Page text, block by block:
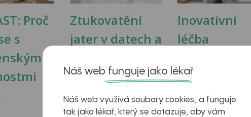
Proč
s
Ztukovatění
jater v datech a
Inovativní
léčba
naděje pro ty,
kteří ji...
Náš web funguje jako lékař
Náš web využívá soubory cookies, a funguje
tak jako lékař, který se dotazuje, aby vám